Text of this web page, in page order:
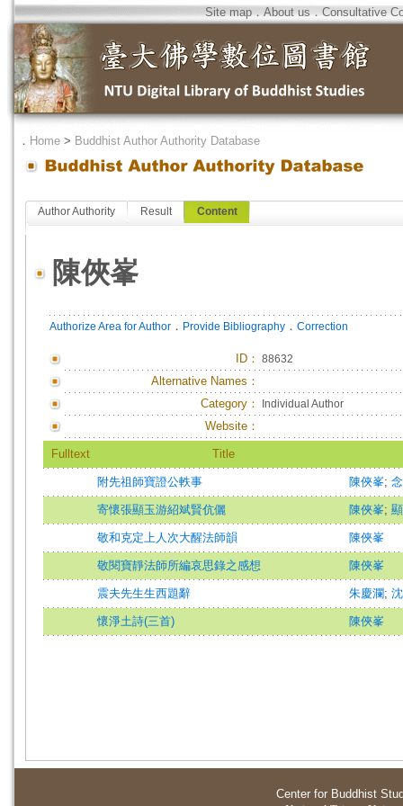
Site map．About us．Consultative
． Home > Buddhist Author Authority Database
Author Authority Result Content
陳俠峯
Authorize Area for Author ． Provide Bibliography ． Correction
ID ： 88632
Alternative Names：
Category：
Individual Author
Website：
Fulltext Title
附先祖師寶證公軼事 陳俠峯;
寄懷張顯玉游紹斌賢伉儷 陳俠峯;
敬和克定上人次大醒法師韻 陳俠峯
敬閱寶靜法師所編哀思錄之感想 陳俠峯
震夫先生生西題辭 朱慶瀾;
懷淨土詩(三首) 陳俠峯
Center for Buddhist